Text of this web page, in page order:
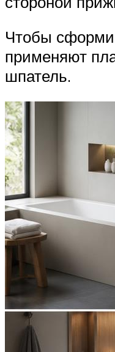
Чтобы
применяют
шпатель.